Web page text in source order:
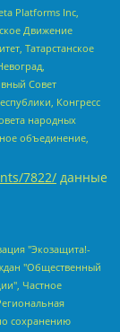
Platforms Inc,
Движение
Татарстанское
Совет
Конгресс
народных
объединение,
7822/ данные
Мария Михайловна, Воробьев Виктор Викторович, Голубева Анна Львовна, Константинова Алла Михайловна, Малкова Ирина Владимировна, Мурадов Мурад Абдулгалимович, Осетинская Елизавета Николаевна, Понасенков Евгений Николаевич, Ганапольский Матвей Юрьевич, Киселев Евгений Алексеевич, Борухович Ирина Григорьевна, Дремин Иван Тимофеевич, Дубровский Дмитрий Викторович, Красноярская региональная общественная организация поддержки и развития альтернативных образовательных технологий и межкультурных коммуникаций "ИНТЕРРА", Маяковская Екатерина Алексеевна, Фейгин Марк Захарович, Филимонов Андрей Викторович, Дзугкоева Регина Николаевна, Доброхотов Роман Александрович, Дудь Юрий Александрович, Елкин Сергей Владимирович, Кругликов Кирилл Игоревич, Сабунаева Мария Леонидовна, Семенов Алексей Владимирович, Шаинян Карен Багратович, Шульман Екатерина Михайловна, Асафьев Артур Валерьевич, Вахштайн Виктор Семенович, Венедиктов Алексей Алексеевич, Лушникова Екатерина Евгеньевна, Волков Леонид Михайлович, Невзоров Александр Глебович, Пархоменко Сергей Борисович, Сироткин Ярослав Николаевич, Кара-Мурза Владимир Владимирович, Баранова Наталья Владимировна, Гозман Леонид Яковлевич, Кагарлицкий Борис Юльевич, Климарев Михаил Валерьевич, Милов Владимир Станиславович, Автономная некоммерческая организация Краснодарский центр современного искусства "Типография", Моргенштерн Алишер Тагирович, Соболь Любовь Эдуардовна, Общество с ограниченной ответственностью "ЛИЗА НОРМ", Каспаров Гарри Кимович, Ходорковский Михаил Борисович, Общество с ограниченной ответственностью "Апрельские тезисы", Данилович Ирина Брониславовна, Кашин Олег Владимирович, Петров Николай Владимирович, Пивоваров Алексей Владимирович, Соколов Михаил Владимирович, Цветкова Юлия Владимировна, Чичваркин Евгений Александрович, Комитет против пыток/Команда против пыток, Общество с ограниченной ответственностью "Первый научный", Общество с ограниченной ответственностью "Вертолет и ко", Белоцерковская Вероника Борисовна, Кац Максим Евгеньевич, Лазарева Татьяна Юрьевна, Шаведдинов Руслан Табризович, Яшин Илья Валерьевич, Общество с ограниченной ответственностью "Иноагент ААВ", Алешковский Дмитрий Петрович, Альбац Евгения Марковна, Быков Дмитрий Львович, Галямина Юлия Евгеньевна, Лойко Сергей Леонидович, Мартынов Кирилл Константинович, Медведев Сергей Александрович, Крашенинников Федор Геннадиевич, Гордеева Катерина Вл